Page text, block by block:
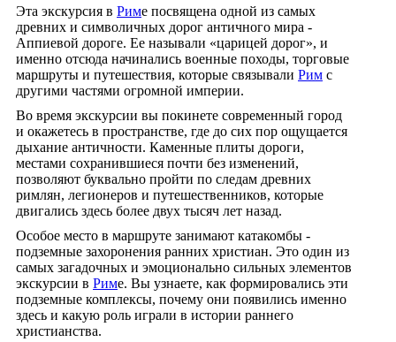
Эта экскурсия в Риме посвящена одной из самых
древних и символичных дорог античного мира -
Аппиевой дороге. Ее называли «царицей дорог», и
именно отсюда начинались военные походы, торговые
маршруты и путешествия, которые связывали Рим с
другими частями огромной империи.
Во время экскурсии вы покинете современный город
и окажетесь в пространстве, где до сих пор ощущается
дыхание античности. Каменные плиты дороги,
местами сохранившиеся почти без изменений,
позволяют буквально пройти по следам древних
римлян, легионеров и путешественников, которые
двигались здесь более двух тысяч лет назад.
Особое место в маршруте занимают катакомбы -
подземные захоронения ранних христиан. Это один из
самых загадочных и эмоционально сильных элементов
экскурсии в Риме. Вы узнаете, как формировались эти
подземные комплексы, почему они появились именно
здесь и какую роль играли в истории раннего
христианства.